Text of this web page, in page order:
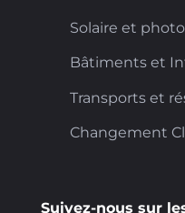
Solaire et
Bâtiments et
Transports et
Changement
Suivez-nous sur